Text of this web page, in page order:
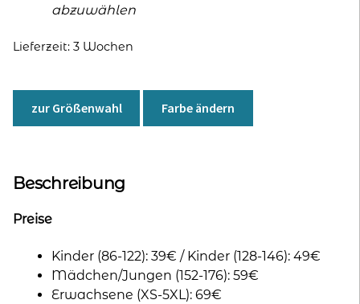
abzuwählen
Lieferzeit: 3 Wochen
zur Größenwahl Farbe ändern
Beschreibung
Preise
Kinder (86-122): 39€ / Kinder (128-146): 49€
Mädchen/Jungen (152-176): 59€
Erwachsene (XS-5XL): 69€